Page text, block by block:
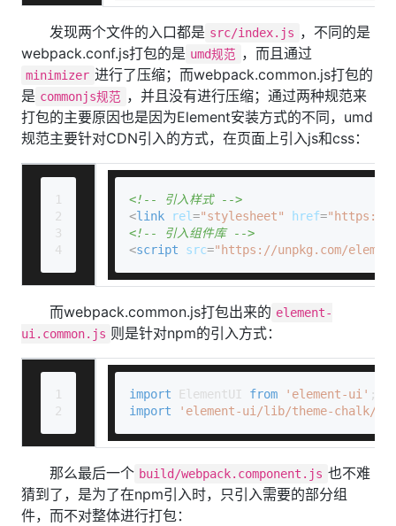
发现两个文件的入口都是 src/index.js ，不同的是
webpack.conf.js打包的是 umd规范 ，而且通过
minimizer 进行了压缩；而webpack.common.js打包的
是 commonjs规范 ，并且没有进行压缩；通过两种规范来
打包的主要原因也是因为Element安装方式的不同，umd
规范主要针对CDN引入的方式，在页面上引入js和css：
1
2
3
4
<!-- 引入样式 -->
<link rel="stylesheet" href="https://
<!-- 引入组件库 -->
<script src="https://unpkg.com/
而webpack.common.js打包出来的 element-
ui.common.js 则是针对npm的引入方式：
1
2
import ElementUI from 'element-ui' ;
import
'element-ui/lib/theme-chalk/
那么最后一个 build/webpack.component.js 也不难
猜到了，是为了在npm引入时，只引入需要的部分组
件，而不对整体进行打包：